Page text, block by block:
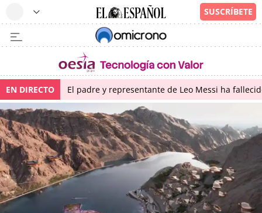
EN DIRECTO El padre y representante de Leo Messi ha